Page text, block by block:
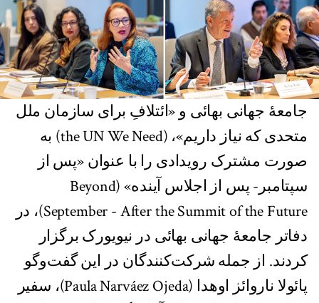
جامعهٔ جهانی بهائی و «ائتلافِ برای سازمان ملل
متحدی که نیاز داریم»، (the UN We Need) به
صورت مشترک رویدادی را با عنوان «پس از
سپتامبر- پس از اجلاس آینده» (Beyond
September - After the Summit of the Future)، در
دفاتر جامعهٔ جهانی بهائی در نیویورک برگزار
کردند. از جمله شرکت‌کنندگان در این گفت‌وگو
پائولا ناروائز اوهدا (Paula Narváez Ojeda)، سفیر